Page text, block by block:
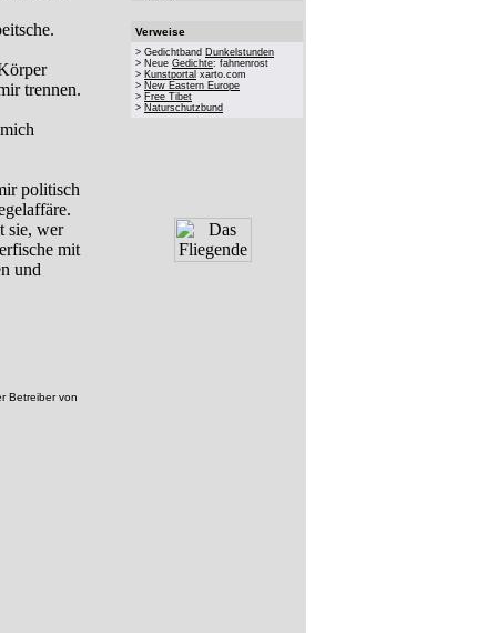
trennen.
politisch
sie, wer
mit
und
Betreiber von
Verweise
> Gedichtband Dunkelstunden
> Neue Gedichte: fahnenrost
> Kunstportal xarto.com
> New Eastern Europe
> Free Tibet
> Naturschutzbund